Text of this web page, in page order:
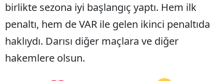
birlikte sezona iyi başlangıç yaptı. Hem ilk
penaltı, hem de VAR ile gelen ikinci penaltıda
haklıydı. Darısı diğer maçlara ve diğer
hakemlere olsun.